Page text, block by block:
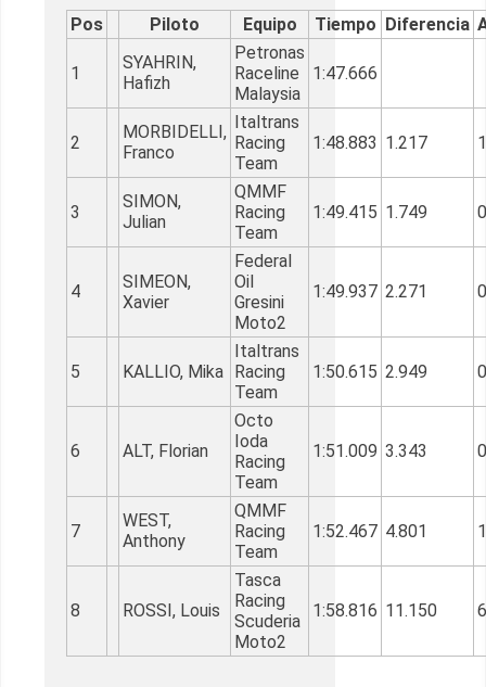
Pos Piloto Equipo Tiempo Diferencia
1
SYAHRIN,
Hafizh
Petronas
Raceline
Malaysia
1:47.666
2
MORBIDELLI,
Franco
Italtrans
Racing
Team
1:48.883 1.217
3
SIMON,
Julian
QMMF
Racing
Team
1:49.415 1.749
4
SIMEON,
Xavier
Federal
Oil
Gresini
Moto2
1:49.937 2.271
5 KALLIO, Mika
Italtrans
Racing
Team
1:50.615 2.949
6 ALT, Florian
Octo
Ioda
Racing
Team
1:51.009 3.343
7
WEST,
Anthony
QMMF
Racing
Team
1:52.467 4.801
8 ROSSI, Louis
Tasca
Racing
Scuderia
Moto2
1:58.816 11.150